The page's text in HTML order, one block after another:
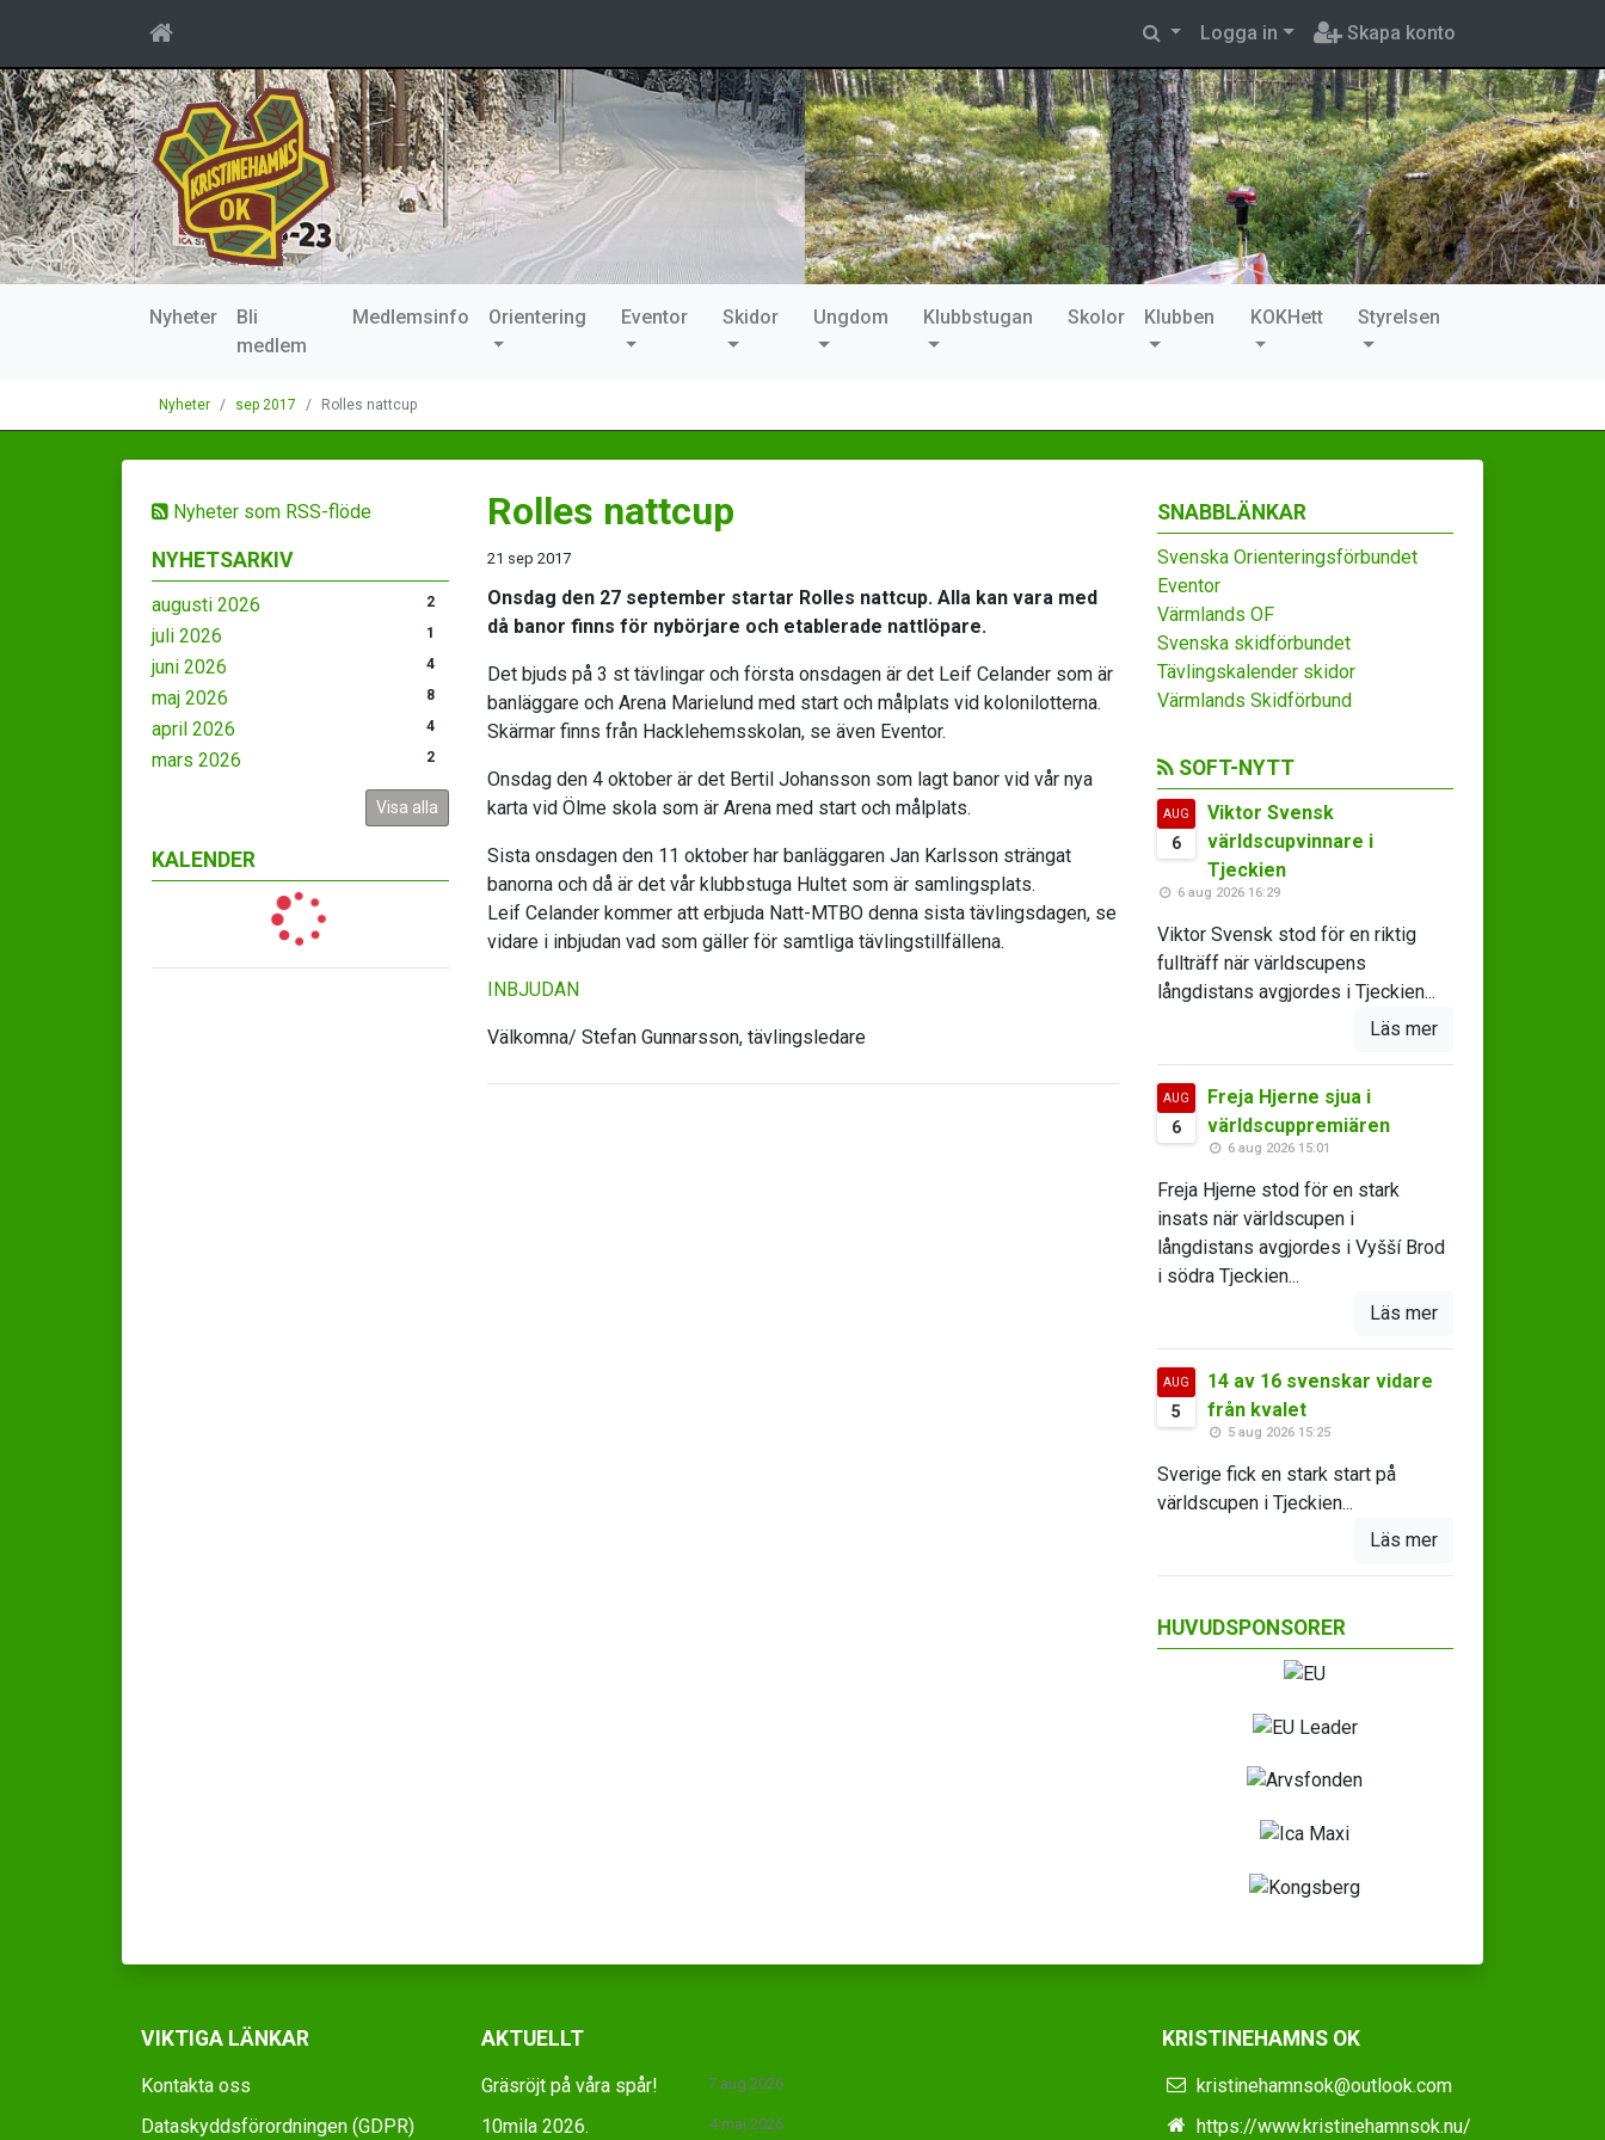
Logga in Skapa konto
Nyheter
Bli
medlem
Medlemsinfo Orientering Eventor Skidor Ungdom Klubbstugan Skolor Klubben KOKHett Styrelsen
Nyheter sep 2017 Rolles nattcup
Nyheter som RSS-flöde
NYHETSARKIV
augusti 2026 2
juli 2026 1
juni 2026 4
maj 2026 8
april 2026 4
mars 2026 2
Visa alla
KALENDER
Rolles nattcup
21 sep 2017
Onsdag den 27 september startar Rolles nattcup. Alla kan vara med
då banor finns för nybörjare och etablerade nattlöpare.
Det bjuds på 3 st tävlingar och första onsdagen är det Leif Celander som är
banläggare och Arena Marielund med start och målplats vid kolonilotterna.
Skärmar finns från Hacklehemsskolan, se även Eventor.
Onsdag den 4 oktober är det Bertil Johansson som lagt banor vid vår nya
karta vid Ölme skola som är Arena med start och målplats.
Sista onsdagen den 11 oktober har banläggaren Jan Karlsson strängat
banorna och då är det vår klubbstuga Hultet som är samlingsplats.
Leif Celander kommer att erbjuda Natt-MTBO denna sista tävlingsdagen, se
vidare i inbjudan vad som gäller för samtliga tävlingstillfällena.
INBJUDAN
Välkomna/ Stefan Gunnarsson, tävlingsledare
SNABBLÄNKAR
Svenska Orienteringsförbundet
Eventor
Värmlands OF
Svenska skidförbundet
Tävlingskalender skidor
Värmlands Skidförbund
SOFT-NYTT
AUG
6
Viktor Svensk
världscupvinnare i
Tjeckien
6 aug 2026 16:29
Viktor Svensk stod för en riktig
fullträff när världscupens
långdistans avgjordes i Tjeckien...
Läs mer
AUG
6
Freja Hjerne sjua i
världscuppremiären
6 aug 2026 15:01
Freja Hjerne stod för en stark
insats när världscupen i
långdistans avgjordes i Vyšší Brod
i södra Tjeckien...
Läs mer
AUG
5
14 av 16 svenskar vidare
från kvalet
5 aug 2026 15:25
Sverige fick en stark start på
världscupen i Tjeckien...
Läs mer
HUVUDSPONSORER
VIKTIGA LÄNKAR
Kontakta oss
Dataskyddsförordningen (GDPR)
AKTUELLT
Gräsröjt på våra spår! 7 aug 2026
10mila 2026. 4 maj 2026
KRISTINEHAMNS OK
kristinehamnsok@outlook.com
https://www.kristinehamnsok.nu/